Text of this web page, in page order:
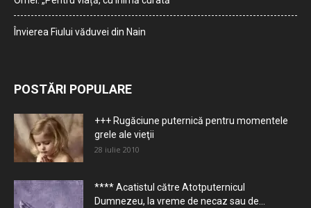
Învierea Fiului văduvei din Nain
POSTĂRI POPULARE
+++ Rugăciune puternică pentru momentele
grele ale vieţii
28 iulie 2010
**** Acatistul către Atotputernicul
Dumnezeu, la vreme de necaz sau de...